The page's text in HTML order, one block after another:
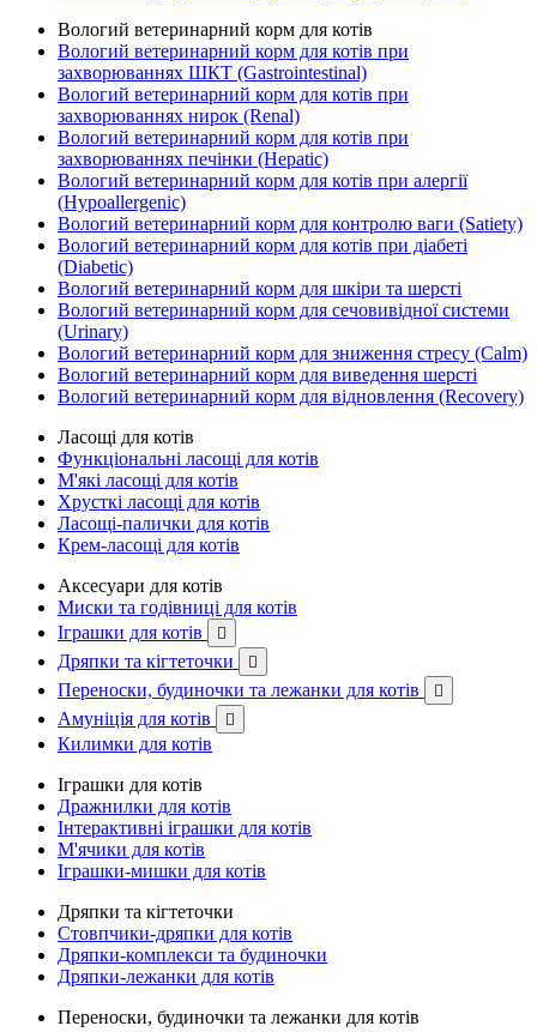
Вологий ветеринарний корм для котів
Вологий ветеринарний корм для котів при
захворюваннях ШКТ (Gastrointestinal)
Вологий ветеринарний корм для котів при
захворюваннях нирок (Renal)
Вологий ветеринарний корм для котів при
захворюваннях печінки (Hepatic)
Вологий ветеринарний корм для котів при алергії
(Hypoallergenic)
Вологий ветеринарний корм для контролю ваги (Satiety)
Вологий ветеринарний корм для котів при діабеті
(Diabetic)
Вологий ветеринарний корм для шкіри та шерсті
Вологий ветеринарний корм для сечовивідної системи
(Urinary)
Вологий ветеринарний корм для зниження стресу (Calm)
Вологий ветеринарний корм для виведення шерсті
Вологий ветеринарний корм для відновлення (Recovery)
Ласощі для котів
Функціональні ласощі для котів
М'які ласощі для котів
Хрусткі ласощі для котів
Ласощі-палички для котів
Крем-ласощі для котів
Аксесуари для котів
Миски та годівниці для котів
Іграшки для котів

Дряпки та кігтеточки 
Переноски, будиночки та лежанки для котів 
Амуніція для котів 
Килимки для котів
Іграшки для котів
Дражнилки для котів
Інтерактивні іграшки для котів
М'ячики для котів
Іграшки-мишки для котів
Дряпки та кігтеточки
Стовпчики-дряпки для котів
Дряпки-комплекси та будиночки
Дряпки-лежанки для котів
Переноски, будиночки та лежанки для котів